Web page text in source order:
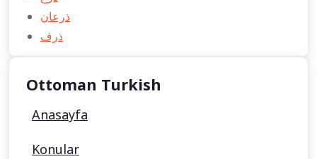
ذرعان
ذرف
Ottoman Turkish
Anasayfa
Konular